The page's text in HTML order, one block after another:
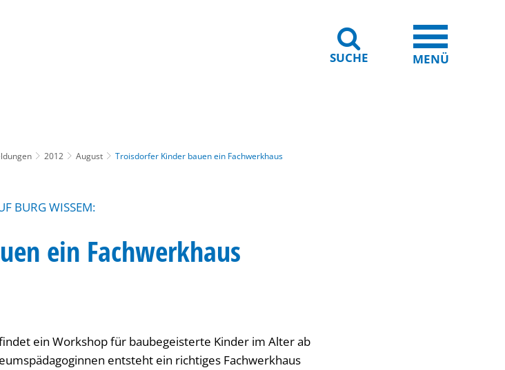
SUCHE MENÜ
2012 August Troisdorfer Kinder bauen ein Fachwerkhaus
BURG WISSEM:
ein Fachwerkhaus
ein Workshop für baubegeisterte Kinder im Alter ab
entsteht ein richtiges Fachwerkhaus